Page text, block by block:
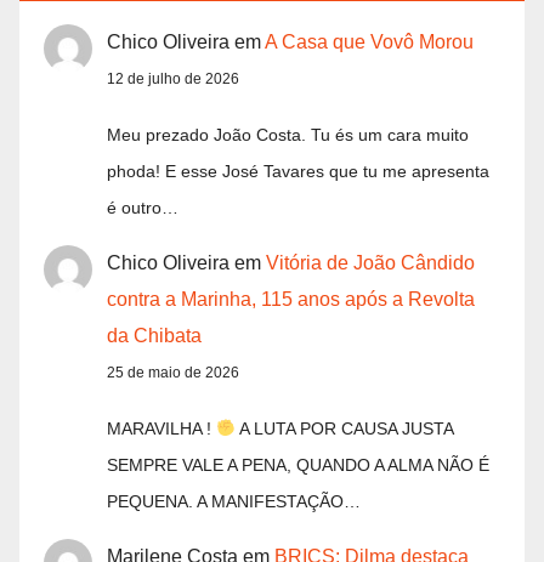
Chico Oliveira emA Casa que Vovô Morou
12 de julho de 2026
Meu prezado João Costa. Tu és um cara muito
phoda! E esse José Tavares que tu me apresenta
é outro…
Chico Oliveira em Vitória de João Cândido
contra a Marinha, 115 anos após a Revolta
da Chibata
25 de maio de 2026
MARAVILHA !
A LUTA POR CAUSA JUSTA
SEMPRE VALE A PENA, QUANDO A ALMA NÃO É
PEQUENA. A MANIFESTAÇÃO…
Marilene Costa em BRICS: Dilma destaca